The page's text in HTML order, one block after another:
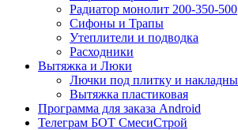
Радиатор монолит 200-350-500
Сифоны и Трапы
Утеплители и подводка
Расходники
Вытяжка и Люки
Лючки под плитку и
Вытяжка пластиковая
Программа для заказа Android
Телеграм БОТ СмесиСтрой